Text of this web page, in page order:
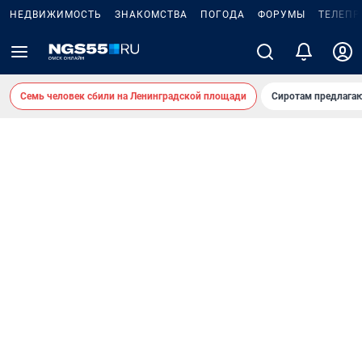
НЕДВИЖИМОСТЬ ЗНАКОМСТВА ПОГОДА ФОРУМЫ
Семь человек сбили на Ленинградской площади Сиротам